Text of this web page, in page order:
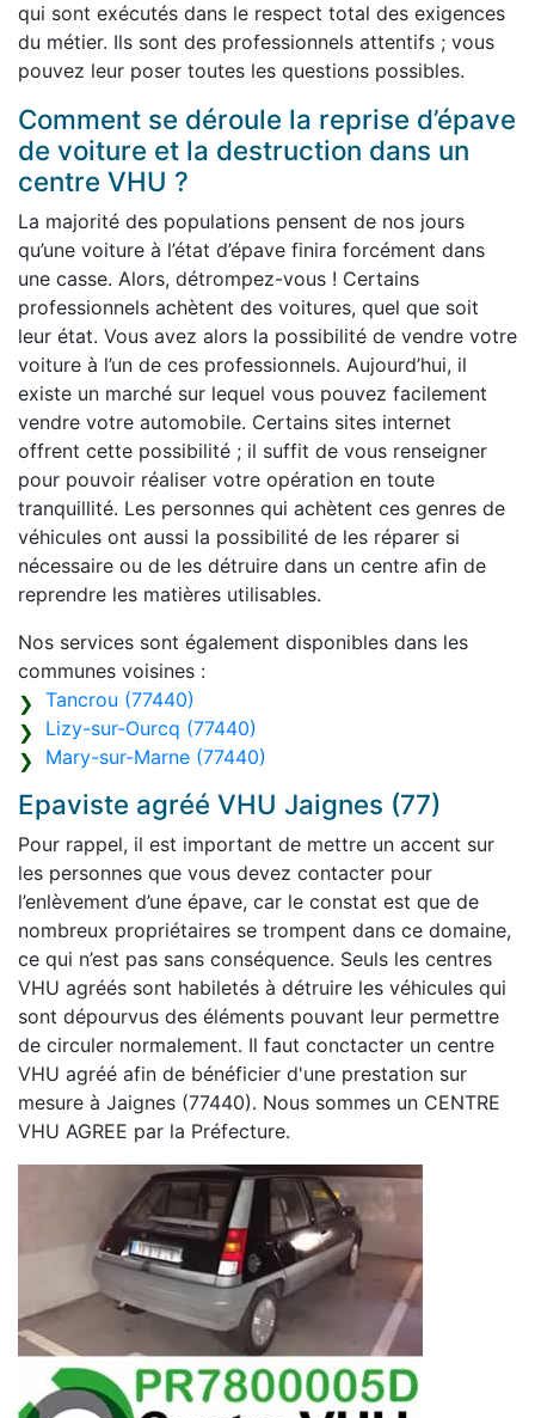
qui sont exécutés dans le respect total des exigences
du métier. Ils sont des professionnels attentifs ; vous
pouvez leur poser toutes les questions possibles.
Comment se déroule la reprise d’épave
de voiture et la destruction dans un
centre VHU ?
La majorité des populations pensent de nos jours
qu’une voiture à l’état d’épave finira forcément dans
une casse. Alors, détrompez-vous ! Certains
professionnels achètent des voitures, quel que soit
leur état. Vous avez alors la possibilité de vendre votre
voiture à l’un de ces professionnels. Aujourd’hui, il
existe un marché sur lequel vous pouvez facilement
vendre votre automobile. Certains sites internet
offrent cette possibilité ; il suffit de vous renseigner
pour pouvoir réaliser votre opération en toute
tranquillité. Les personnes qui achètent ces genres de
véhicules ont aussi la possibilité de les réparer si
nécessaire ou de les détruire dans un centre afin de
reprendre les matières utilisables.
Nos services sont également disponibles dans les
communes voisines :
Tancrou (77440)
Lizy-sur-Ourcq (77440)
Mary-sur-Marne (77440)
Epaviste agréé VHU Jaignes (77)
Pour rappel, il est important de mettre un accent sur
les personnes que vous devez contacter pour
l’enlèvement d’une épave, car le constat est que de
nombreux propriétaires se trompent dans ce domaine,
ce qui n’est pas sans conséquence. Seuls les centres
VHU agréés sont habiletés à détruire les véhicules qui
sont dépourvus des éléments pouvant leur permettre
de circuler normalement. Il faut conctacter un centre
VHU agréé afin de bénéficier d'une prestation sur
mesure à Jaignes (77440). Nous sommes un CENTRE
VHU AGREE par la Préfecture.